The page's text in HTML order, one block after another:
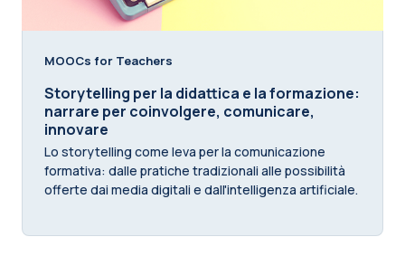
MOOCs for Teachers
Storytelling per la didattica e la formazione:
narrare per coinvolgere, comunicare,
innovare
Lo storytelling come leva per la comunicazione
formativa: dalle pratiche tradizionali alle possibilità
offerte dai media digitali e dall'intelligenza artificiale.